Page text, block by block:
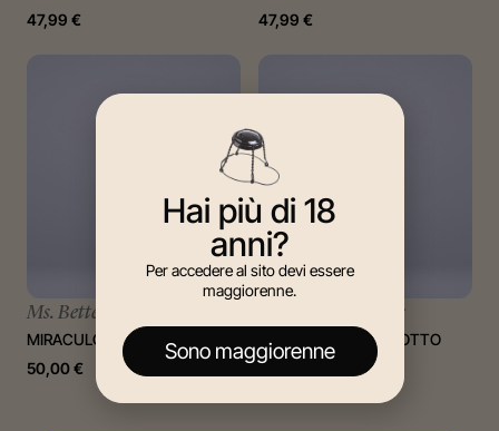
47,99 €
47,99 €
Ms. Better's Bitters
MIRACULOUS FOAMER
50,00€
Ms. Better's Bitters
BANANA E BERGAMOTTO
47,99
Hai più di 18
anni?
Per accedere al sito devi essere
maggiorenne.
Sono maggiorenne